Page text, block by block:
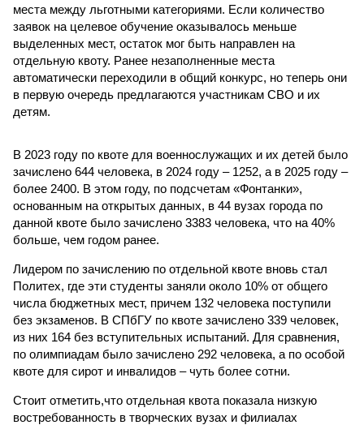
места между льготными категориями. Если количество
заявок на целевое обучение оказывалось меньше
выделенных мест, остаток мог быть направлен на
отдельную квоту. Ранее незаполненные места
автоматически переходили в общий конкурс, но теперь они
в первую очередь предлагаются участникам СВО и их
детям.
В 2023 году по квоте для военнослужащих и их детей было
зачислено 644 человека, в 2024 году – 1252, а в 2025 году –
более 2400. В этом году, по подсчетам «Фонтанки»,
основанным на открытых данных, в 44 вузах города по
данной квоте было зачислено 3383 человека, что на 40%
больше, чем годом ранее.
Лидером по зачислению по отдельной квоте вновь стал
Политех, где эти студенты заняли около 10% от общего
числа бюджетных мест, причем 132 человека поступили
без экзаменов. В СПбГУ по квоте зачислено 339 человек,
из них 164 без вступительных испытаний. Для сравнения,
по олимпиадам было зачислено 292 человека, а по особой
квоте для сирот и инвалидов – чуть более сотни.
Стоит отметить,что отдельная квота показала низкую
востребованность в творческих вузах и филиалах